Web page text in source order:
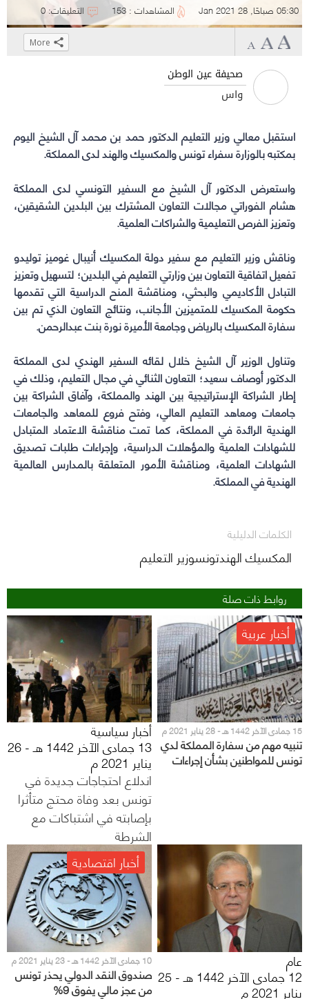
05:30 صباحًا, 28 Jan 2021 المشاهدات : 153 التعليقات: 0
صحيفة عين الوطن
واس
استقبلمعالي وزير التعليم الدكتور حمد بن محمد آل الشيخ اليوم
بمكتبه بالوزارة سفراء تونس والمكسيك والهند لدى المملكة.
واستعرض الدكتور آل الشيخ مع السفير التونسي لدى المملكة
هشام الفوراتي مجالات التعاون المشترك بين البلدين الشقيقين،
وتعزيز الفرص التعليمية والشراكات العلمية.
وناقشوزير التعليم مع سفير دولة المكسيك أنيبال غوميز توليدو
تفعيل اتفاقية التعاون بين وزارتي التعليم في البلدين؛ لتسهيل وتعزيز
التبادل الأكاديمي والبحثي، ومناقشة المنح الدراسية التي تقدمها
حكومة المكسيك للمتميزين الأجانب، ونتائج التعاون الذي تم بين
سفارة المكسيك بالرياض وجامعة الأميرة نورة بنت عبدالرحمن.
وتناول الوزير آل الشيخ خلال لقائه السفير الهندي لدى المملكة
الدكتور أوصاف سعيد؛ التعاون الثنائي في مجال التعليم، وذلك في
إطار الشراكة الإستراتيجية بين الهند والمملكة، وآفاق الشراكة بين
جامعات ومعاهد التعليم العالي، وفتح فروع للمعاهد والجامعات
الهندية الرائدة في المملكة، كما تمت مناقشة الاعتماد المتبادل
للشهادات العلمية والمؤهلات الدراسية، وإجراءات طلبات تصديق
الشهادات العلمية، ومناقشة الأمور المتعلقة بالمدارس العالمية
الهندية في المملكة.
(Opens
in
window)
(Opens
in
window)
(Opens
in
window)
Click
(Opens
in
window)
More
الكلمات الدليلية
المكسيك الهندتونسوزير التعليم
روابط ذات صلة
أخبار عربية
15 جمادى الآخر 1442 هـ - 28 يناير 2021 م
تنبيه مهم من سفارة المملكة لدي
تونس للمواطنين بشأن إجراءات
أخبار سياسية
13 جمادى الآخر 1442 هـ - 26
يناير 2021 م
اندلاع احتجاجات جديدة في
تونس بعد وفاة محتج متأثرا
بإصابته في اشتباكات مع
الشرطة
عام
12 جمادى الآخر 1442 هـ - 25
يناير 2021 م
أخبار اقتصادية
10 جمادى الآخر 1442 هـ - 23 يناير 2021 م
صندوق النقد الدولي يحذر تونس
من عجز مالي يفوق 9%